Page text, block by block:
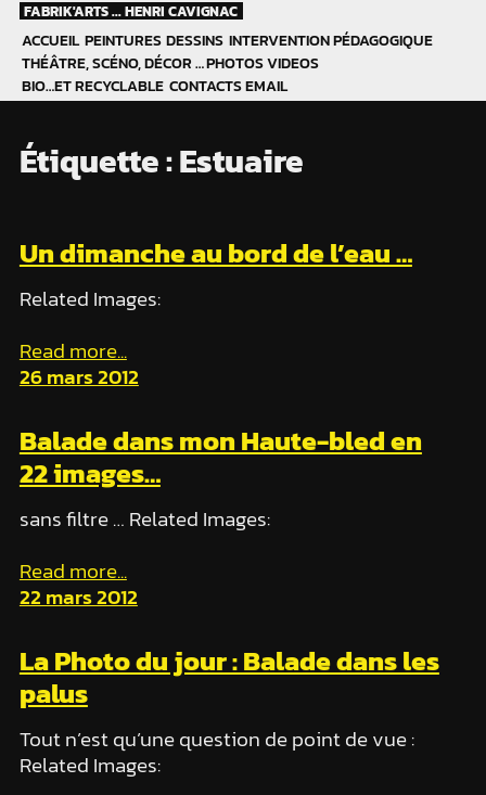
Skip
content
FABRIK'ARTS ... HENRI CAVIGNAC
ACCUEIL PEINTURES DESSINS INTERVENTION PÉDAGOGIQUE
THÉÂTRE, SCÉNO, DÉCOR …PHOTOSVIDEOS
BIO…ET RECYCLABLE CONTACTS EMAIL
Étiquette :Estuaire
Un dimanche au bord de l’eau …
Related Images:
Read more...
26 mars 2012
Balade dans mon Haute-bled en
22 images…
sans filtre … Related Images:
Read more...
22 mars 2012
La Photo du jour : Balade dans les
palus
Tout n’est qu’une question de point de vue :
Related Images: